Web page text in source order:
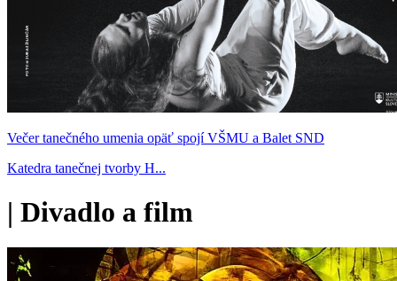
Večer tanečného umenia opäť spojí VŠMU a Balet SND
Katedra tanečnej tvorby H...
| Divadlo a film